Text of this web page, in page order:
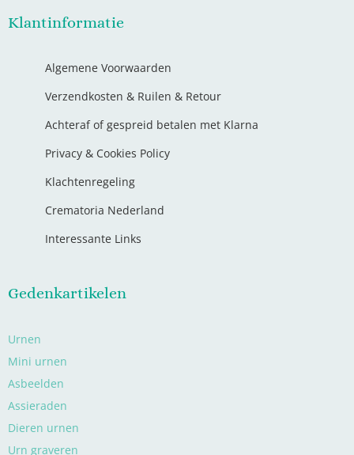
Klantinformatie
Algemene Voorwaarden
Verzendkosten & Ruilen & Retour
Achteraf of gespreid betalen met Klarna
Privacy & Cookies Policy
Klachtenregeling
Crematoria Nederland
Interessante Links
Gedenkartikelen
Urnen
Mini urnen
Asbeelden
Assieraden
Dieren urnen
Urn graveren